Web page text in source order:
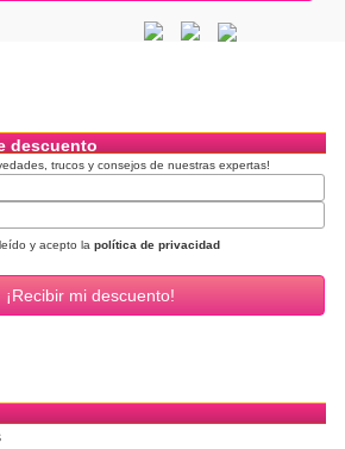
descuento
trucos y consejos de nuestras expertas!
y acepto la política de privacidad